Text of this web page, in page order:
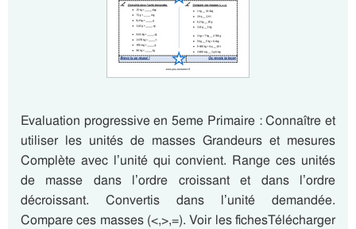
Evaluation progressive en 5eme Primaire : Connaître et
utiliser les unités de masses Grandeurs et mesures
Complète avec l’unité qui convient. Range ces unités
de masse dans l’ordre croissant et dans l’ordre
décroissant. Convertis dans l’unité demandée.
Compare ces masses (<,>,=). Voir les fichesTélécharger